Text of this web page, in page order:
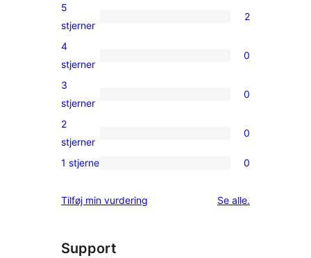
2
5-
stjernet
5
stjerner
2
0
4-
stjernet
4
stjerner
0
0
3-
stjernet
3
stjerner
0
0
2-
anmeldelser
2
stjerner
0
0
stjernet
1 stjerne 0
Tilføj min vurdering Se alleanmeldelser
.
Support